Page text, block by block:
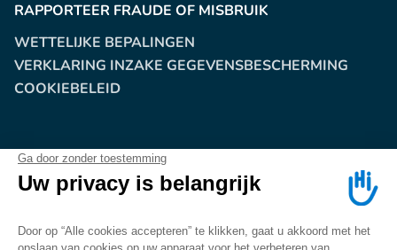
RAPPORTEER FRAUDE OF MISBRUIK
WETTELIJKE BEPALINGEN
VERKLARING INZAKE GEGEVENSBESCHERMING
COOKIEBELEID